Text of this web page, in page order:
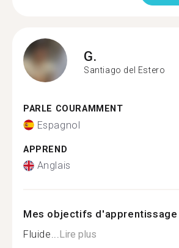
G.
Santiago del Estero
PARLE COURAMMENT
Espagnol
APPREND
Anglais
Mes objectifs d'apprentissage
Fluide...Lire plus